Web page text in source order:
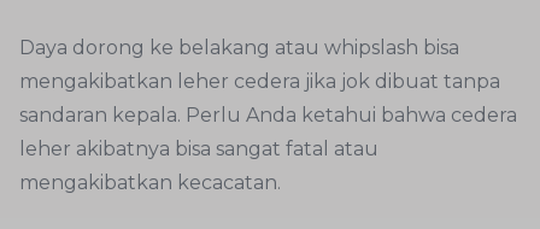
Daya dorong ke belakang atau whipslash bisa
mengakibatkan leher cedera jika jok dibuat tanpa
sandaran kepala. Perlu Anda ketahui bahwa cedera
leher akibatnya bisa sangat fatal atau
mengakibatkan kecacatan.